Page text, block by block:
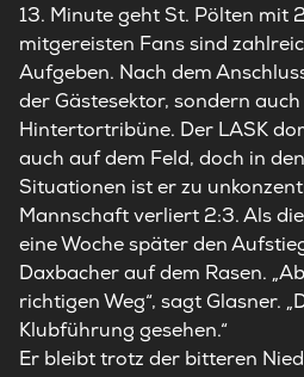
13. Minute geht St. Pölten mit
mitgereisten Fans sind
Aufgeben. Nach dem
der Gästesektor, sondern
Hintertortribüne. Der LASK
auch auf dem Feld, doch in
Situationen ist er zu
Mannschaft verliert 2:3. Als
eine Woche später den
Daxbacher auf dem Rasen.
richtigen Weg“, sagt Glasner.
Klubführung gesehen.“
Er bleibt trotz der bitteren